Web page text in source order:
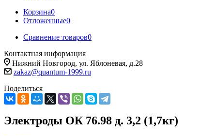
Корзина0
Отложенные0
Сравнение товаров0
Контактная информация
Нижний Новгород, ул. Яблоневая, д.28
zakaz@quantum-1999.ru
Поделиться
Электроды ОК 76.98 д. 3,2 (1,7кг)